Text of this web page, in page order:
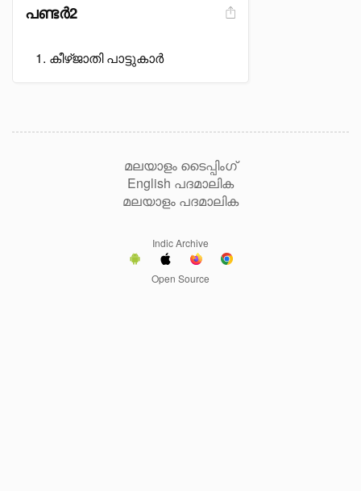
പണ്ടർ2
കീഴ്ജാതി പാട്ടുകാർ
മലയാളം ടൈപ്പിംഗ്
English പദമാലിക
മലയാളം പദമാലിക
Indic Archive
Open Source